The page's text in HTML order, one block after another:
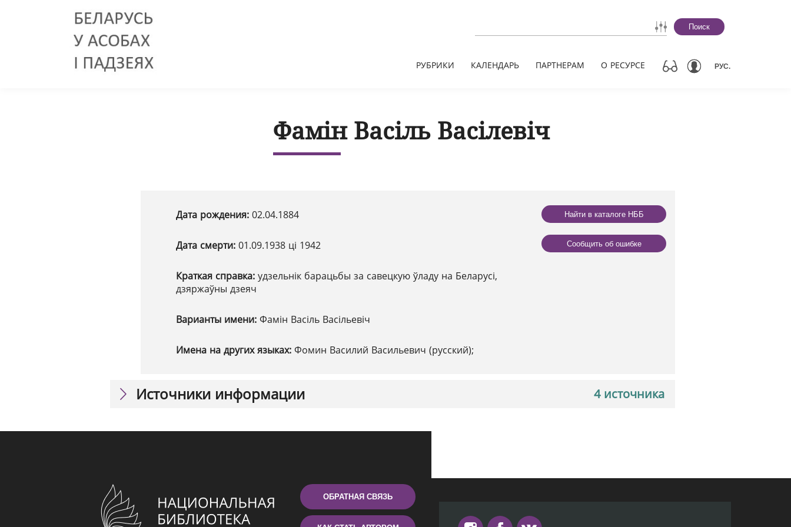
Поиск
РУБРИКИ КАЛЕНДАРЬ ПАРТНЕРАМ О РЕСУРСЕ РУС.
Фамін Васіль Васілевіч
Дата рождения: 02.04.1884
Дата смерти: 01.09.1938 ці 1942
Краткая справка: удзельнік барацьбы за савецкую ўладу на Беларусі,
дзяржаўны дзеяч
Варианты имени: Фамін Васіль Васільевіч
Имена на других языках: Фомин Василий Васильевич (русский);
Найти в каталоге НББ
Сообщить об ошибке
4 источника
Источники информации
ОБРАТНАЯ СВЯЗЬ